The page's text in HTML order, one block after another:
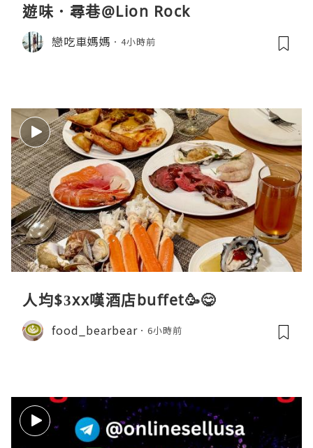
遊味．尋巷@Lion Rock
戀吃車媽媽 4小時前
人均$3xx嘆酒店buffet🥳😋
food_bearbear 6小時前